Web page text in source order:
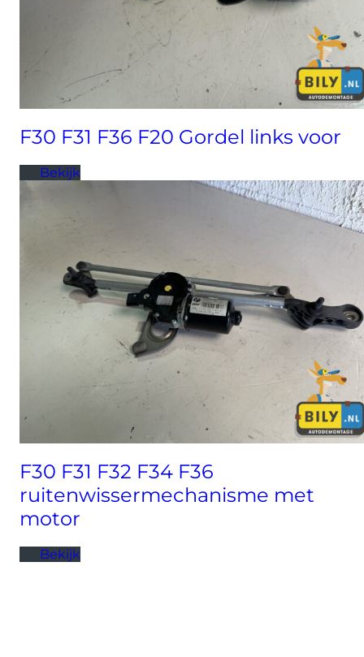
F30 F31 F36 F20 Gordel links voor
Bekijk
F30 F31 F32 F34 F36
ruitenwissermechanisme met
motor
Bekijk